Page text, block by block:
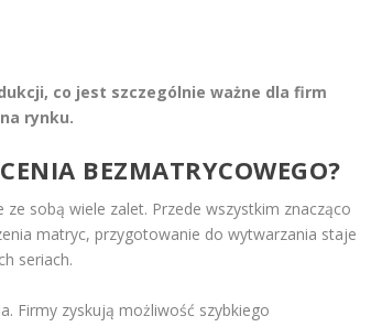
co jest szczególnie ważne dla firm
rynku.
BEZMATRYCOWEGO?
sobą wiele zalet. Przede wszystkim znacząco
matryc, przygotowanie do wytwarzania staje
seriach.
Firmy zyskują możliwość szybkiego